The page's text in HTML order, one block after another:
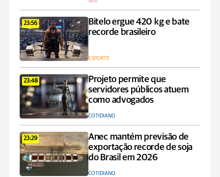
23:56
Bitelo ergue 420 kg e bate
recorde brasileiro
ESPORTE
23:48
Projeto permite que
servidores públicos atuem
como advogados
COTIDIANO
23:29
Anec mantém previsão de
exportação recorde de soja
do Brasil em 2026
COTIDIANO